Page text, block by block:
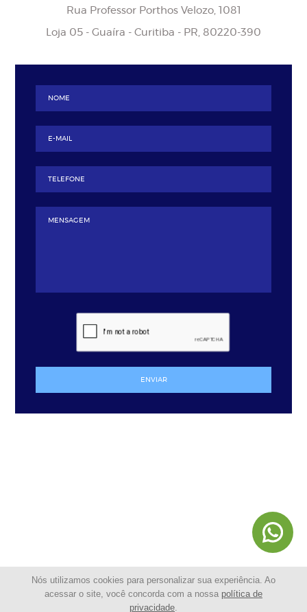
Nós utilizamos cookies para personalizar sua experiência. Ao
acessar o site, você concorda com a nossa política de
privacidade.
ENVIAR
Rua Professor Porthos Velozo, 1081
Loja 05 - Guaíra - Curitiba - PR, 80220-390